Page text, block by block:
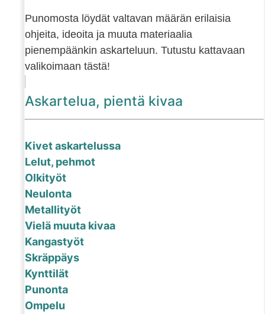
Punomosta löydät valtavan määrän erilaisia
ohjeita, ideoita ja muuta materiaalia
pienempäänkin askarteluun. Tutustu kattavaan
valikoimaan tästä!
Askartelua, pientä kivaa
Kivet askartelussa
Lelut, pehmot
Olkityöt
Neulonta
Metallityöt
Vielä muuta kivaa
Kangastyöt
Skräppäys
Kynttilät
Punonta
Ompelu